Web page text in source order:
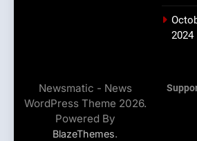
2024
Newsmatic - News
WordPress Theme 2026.
Powered By
BlazeThemes.